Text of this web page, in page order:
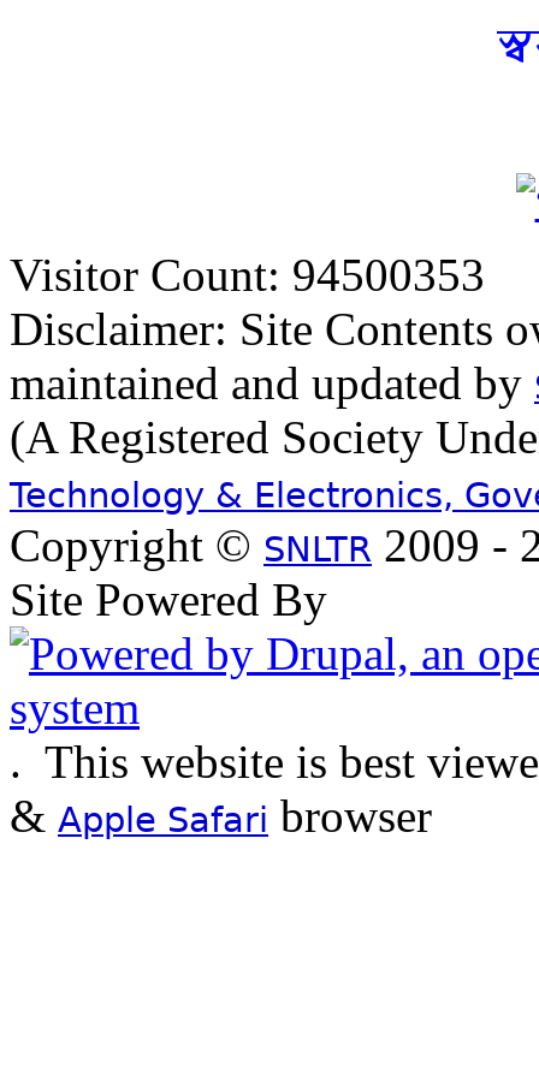
Visitor Count: 94500353
Disclaimer: Site Contents
maintained and updated by
(A Registered Society
Technology & Electronics,
Copyright © SNLTR 2009 -
Site Powered By
. This website is best
& Apple Safari browser